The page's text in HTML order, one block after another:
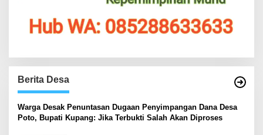
Berita Desa
‎Warga Desak Penuntasan Dugaan Penyimpangan Dana Desa
Poto, Bupati Kupang: Jika Terbukti Salah Akan Diproses